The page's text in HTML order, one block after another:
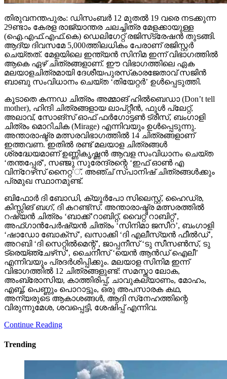
തിരുവനന്തപുരം: ഡിസംബര്‍ 12 മുതല്‍ 19 വരെ നടക്കുന്ന
29ണ്ടാം കേരള രാജ്യാന്തര ചലച്ചിത്ര മേളക്കായുള്ള
(ഐ.എഫ്.എഫ്.കെ) ഡെലിഗേറ്റ് രജിസ്‌ട്രേഷന്‍ തുടങ്ങി.
ആദ്യ ദിവസമേ 5,000ത്തിലധികം പേരാണ് രജിസ്റ്റര്‍
ചെയ്തത്. മേളയിലെ ഇന്ത്യന്‍ സിനിമ ഇന്ന് വിഭാഗത്തില്‍
ആകെ ഏഴ് ചിത്രങ്ങളാണ്. ഈ വിഭാഗത്തിലെ ഏക
മലയാളചിത്രമായി ദേശീയപുരസ്‌കാരജേതാവ് സജിന്‍
ബാബു സംവിധാനം ചെയ്ത ‘തിയേറ്റര്‍’ ഉള്‍പ്പെടുത്തി.
കൂടാതെ കന്നഡ ചിത്രം അമ്മാങ് ഹില്‍ബെഡാ (Don’t tell
mother), ഹിന്ദി ചിത്രങ്ങളായ ലാപ്റ്റീന്‍, ഫുള്‍ പ്ലേറ്റ്,
അലാവ്, സോങ്‌സ് ഓഫ് ഫര്‍ഗോട്ടണ്‍ ട്രീസ്, ബംഗാളി
ചിത്രം മൊറിചിക (Mirage) എന്നിവയും ഉള്‍പ്പെടുന്നു.
അന്താരാഷ്ട്ര മത്സരവിഭാഗത്തില്‍ 14 ചിത്രങ്ങളാണ്
ഇത്തവണ. ഇതില്‍ രണ്ട് മലയാള ചിത്രങ്ങള്‍
ശ്രദ്ധേയമാണ് ഉണ്ണികൃഷ്ണന്‍ ആവള സംവിധാനം ചെയ്ത
‘തന്തപ്പേര്’, സഞ്ജു സുരേന്ദ്രന്റെ ‘ഇഫ് ഓണ്‍ എ
വിന്‌റേഴ്‌സ് നൈറ്റ’്. അഞ്ച് സ്പാനിഷ് ചിത്രങ്ങള്‍ക്കും
പ്രമുഖ സ്ഥാനമുണ്ട്.
ബിഫോര്‍ ദി ബോഡി, ക്യൂര്‍പോ സിലെസ്റ്റ്, ഹൈഡ്ര,
കിസ്സിങ് ബഗ്, ദി കറണ്ട്‌സ്. അന്താരാഷ്ട്ര മത്സരത്തില്‍
റഷ്യന്‍ ചിത്രം ‘ബാക്ക്’റാബിറ്റ്, വൈറ്റ്’റാബിറ്റ്’,
അഫ്ഗാന്‍പേര്‍ഷ്യന്‍ ചിത്രം ‘സിനിമാ ജസീറ’, ബംഗാളി
‘ഷാഡോ ബോക്‌സ്’, ഖസാക്കി ‘ദി എലീസ്യന്‍ ഫീല്‍ഡ്’,
അറബി ‘ദി സെറ്റില്‍മെന്റ്’, ജാപ്പനീസ് ‘ടു സീസണ്‍സ്, ടു
ട്രെയ്‌ഞ്ചേഴ്‌സ്’, ചൈനീസ് ‘യെന്‍ ആന്‍ഡ് ഐലീ’
എന്നിവയും പ്രദര്‍ശിപ്പിക്കും. മലയാള സിനിമ ഇന്ന്
വിഭാഗത്തില്‍ 12 ചിത്രങ്ങളുണ്ട്: സമസ്താ ലോക,
അംബ്രോസിയ, കാത്തിരിപ്പ്, ചാവുകല്യാണം, മോഹം,
എബ്ബ്, പെണ്ണും പൊറാട്ടും, ഒരു അപസാരക കഥ,
അന്യരുടെ ആകാശങ്ങള്‍, ആദി സ്‌നേഹത്തിന്റെ
വിരുന്നുമേശ, ശവപ്പെട്ടി, ശേഷിപ്പ് എന്നിവ.
Continue Reading
Trending